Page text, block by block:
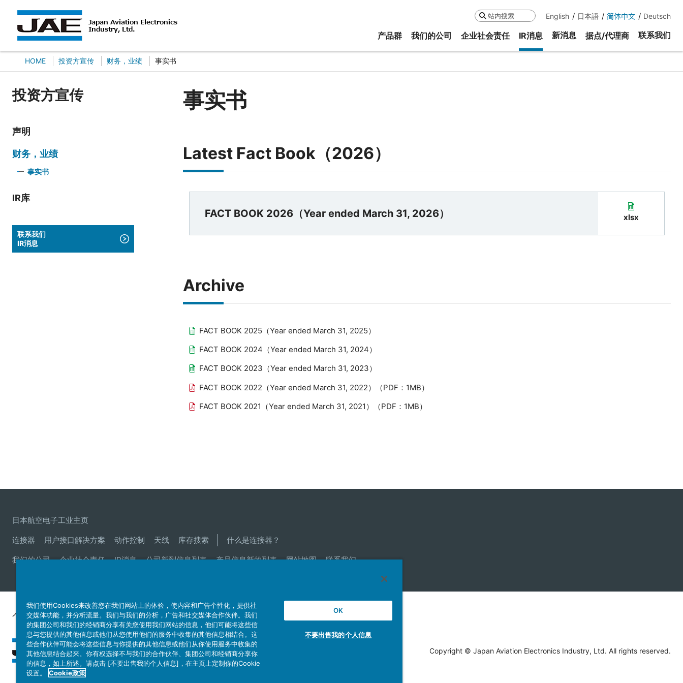
搜索 English 日本語 简体中文 Deutsch
产品群 我们的公司 企业社会责任 IR消息 新消息 据点/代理商 联系我们
HOME 投资方宣传 财务，业绩 事实书
投资方宣传
声明
财务，业绩
事实书
IR库
联系我们
IR消息
事实书
Latest Fact Book（2026）
FACT BOOK 2026（Year ended March 31, 2026） xlsx
Archive
FACT BOOK 2025（Year ended March 31, 2025）
FACT BOOK 2024（Year ended March 31, 2024）
FACT BOOK 2023（Year ended March 31, 2023）
FACT BOOK 2022（Year ended March 31, 2022）
（PDF：1MB）
FACT BOOK 2021（Year ended March 31, 2021）
（PDF：1MB）
日本航空电子工业主页
连接器 用户接口解决方案 动作控制 天线 库存搜索 什么是连接器？
我们的公司 企业社会责任 IR消息 公司新到信息列表 产品信息新的列表 网站地图 联系我们
个人信息保护方针 JAE Cookie政策 关于利用本网站 社交媒体官方账号运营方针
Copyright © Japan Aviation Electronics Industry, Ltd. All rights reserved.
我们使用Cookies来改善您在我们网站上的体验，使内容和广告个性化，提供社
交媒体功能，并分析流量。我们与我们的分析，广告和社交媒体合作伙伴。我们
的集团公司和我们的经销商分享有关您使用我们网站的信息，他们可能将这些信
息与您提供的其他信息或他们从您使用他们的服务中收集的其他信息相结合。这
些合作伙伴可能会将这些信息与你提供的其他信息或他们从你使用服务中收集的
其他信息结合起来。你有权选择不与我们的合作伙伴、集团公司和经销商分享你
的信息，如上所述。请点击 [不要出售我的个人信息]，在主页上定制你的Cookie
设置。
Cookie政策
OK
不要出售我的个人信息